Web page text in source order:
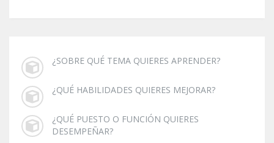
¿SOBRE QUÉ TEMA QUIERES APRENDER?
¿QUÉ HABILIDADES QUIERES MEJORAR?
¿QUÉ PUESTO O FUNCIÓN QUIERES
DESEMPEÑAR?